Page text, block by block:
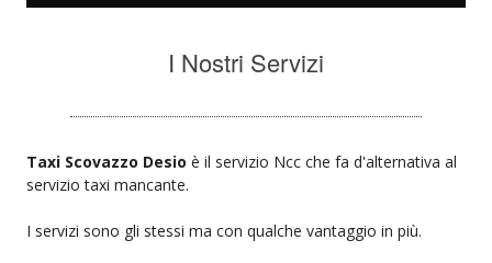
I Nostri Servizi
Taxi Scovazzo Desio è il servizio Ncc che fa d'alternativa al
servizio taxi mancante.
I servizi sono gli stessi ma con qualche vantaggio in più.